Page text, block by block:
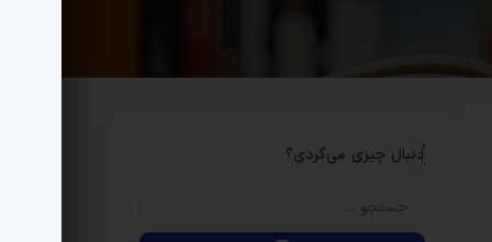
دنبال چیزی می‌گردی؟